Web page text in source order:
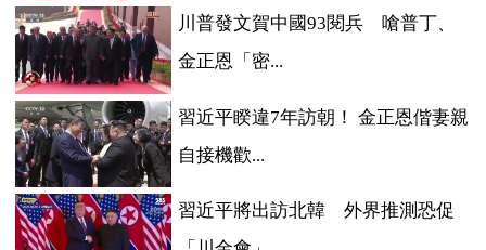
川普發文賀中國93閱兵 嗆普丁、
金正恩「密...
習近平睽違7年訪朝！ 金正恩偕妻親
自接機歡...
習近平將出訪北韓 外界推測恐促